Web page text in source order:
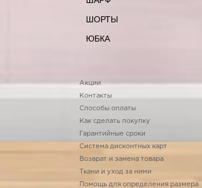
ШОРТЫ
ЮБКА
Акции
Контакты
Способы оплаты
Как сделать покупку
Гарантийные сроки
Система дисконтных карт
Возврат и замена товара
Ткани и уход за ними
Помощь для определения размера